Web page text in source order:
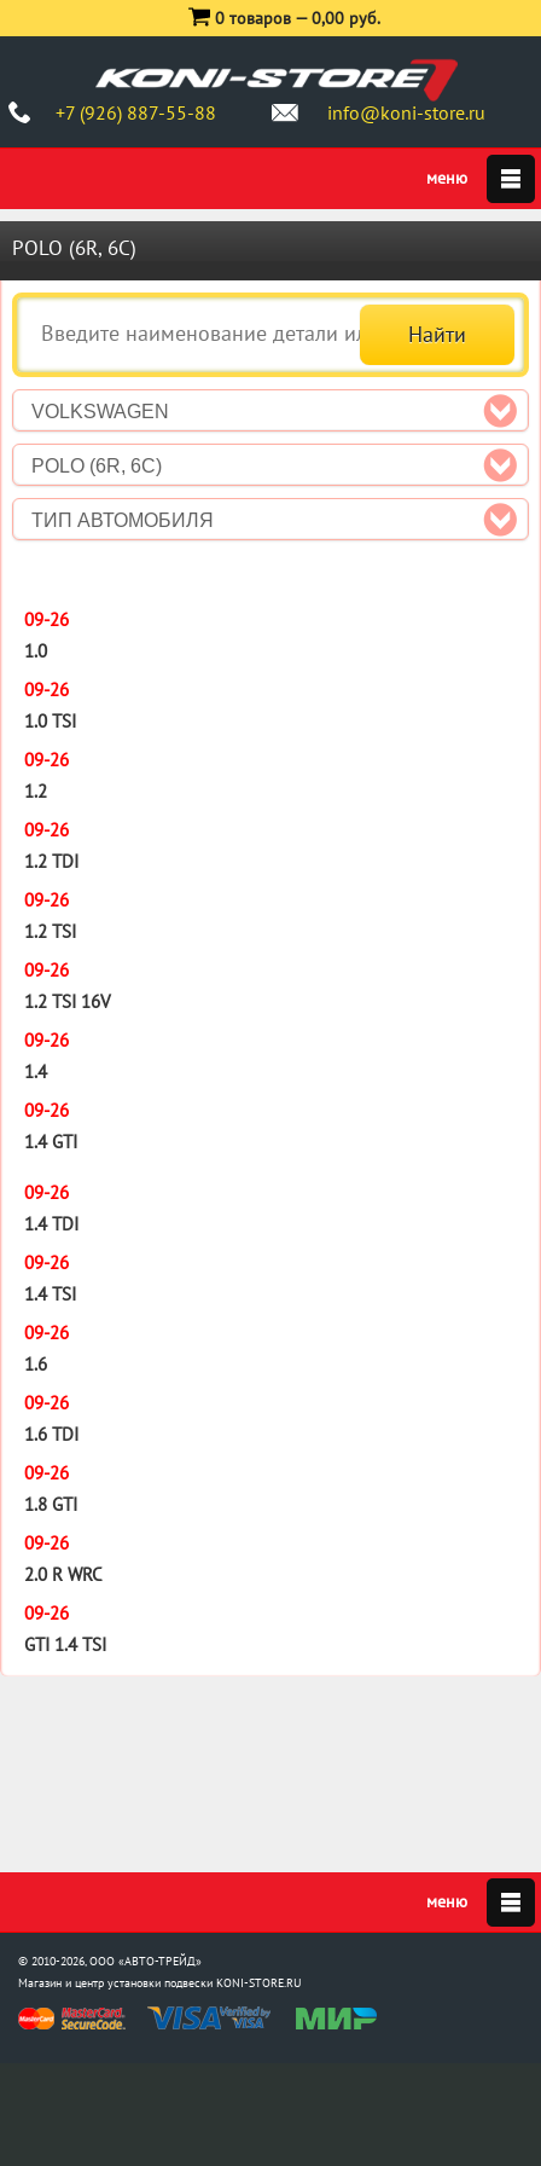
+7 (926) 887-55-88 info@koni-store.ru
0 товаров —0,00 руб.
POLO (6R, 6C)
VOLKSWAGEN
POLO (6R, 6C)
ТИП АВТОМОБИЛЯ
09-26
1.0
09-26
1.0 TSI
09-26
1.2
09-26
1.2 TDI
09-26
1.2 TSI
09-26
1.2 TSI 16V
09-26
1.4
09-26
1.4 GTI
09-26
1.4 TDI
09-26
1.4 TSI
09-26
1.6
09-26
1.6 TDI
09-26
1.8 GTI
09-26
2.0 R WRC
09-26
GTI 1.4 TSI
© 2010-2026, ООО «АВТО-ТРЕЙД»
Магазин и центр установки подвески KONI-STORE.RU